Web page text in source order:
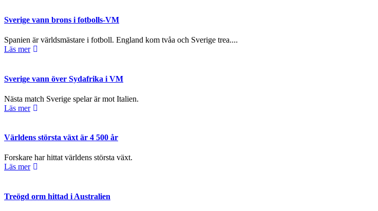
Sverige vann brons i fotbolls-VM
Spanien är världsmästare i fotboll. England kom tvåa och Sverige trea....
Läs mer
Sverige vann över Sydafrika i VM
Nästa match Sverige spelar är mot Italien.
Läs mer
Världens största växt är 4 500 år
Forskare har hittat världens största växt.
Läs mer
Treögd orm hittad i Australien
och erbjudanden.